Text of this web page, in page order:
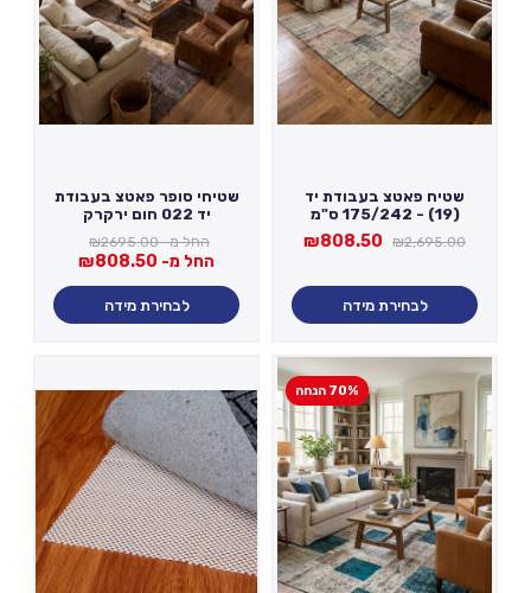
שטיח פאטצ בעבודת יד
(19) - 175/242 ס"מ
₪2,695.00
המחיר
₪2,695.00.
₪808.50
המחיר
₪808.50.
לבחירת מידה
שטיחי סופר פאטצ בעבודת
יד 022 חום ירקרק
החל מ- ₪2695.00
החל מ- ₪808.50
לבחירת מידה
70% הנחה